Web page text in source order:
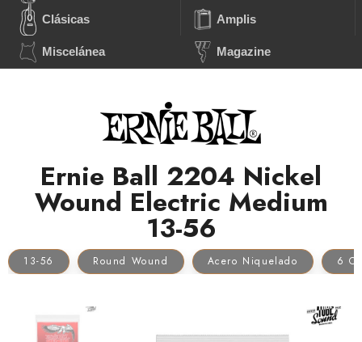
Clásicas Amplis
Miscelánea Magazine
Ernie Ball 2204 Nickel
Wound Electric Medium
13-56
13-56 Round Wound Acero Niquelado 6